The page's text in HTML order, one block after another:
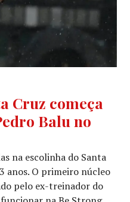
Cruz começa
Balu no
na escolinha do Santa
anos. O primeiro núcleo
pelo ex-treinador do